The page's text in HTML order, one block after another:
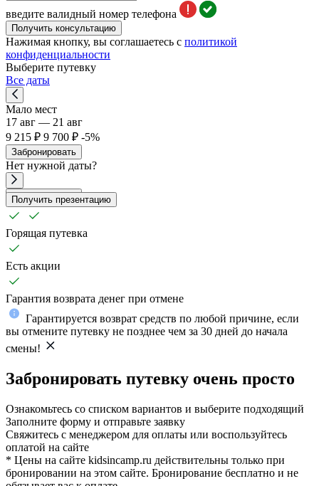
введите валидный номер телефона
Получить консультацию
Нажимая кнопку, вы соглашаетесь с политикой
конфиденциальности
Выберите путевку
Все даты
Мало мест
17 авг — 21 авг
9 215 ₽ 9 700 ₽ -5%
Забронировать
Нет нужной даты?
Забронировать
Получить презентацию
Горящая путевка
Есть акции
Гарантия возврата денег при отмене
Гарантируется возврат средств по любой причине, если
вы отмените путевку не позднее чем за 30 дней до начала
смены!
Забронировать путевку очень просто
Ознакомьтесь со списком вариантов и выберите подходящий
Заполните форму и отправьте заявку
Свяжитесь с менеджером для оплаты или воспользуйтесь
оплатой на сайте
* Цены на сайте kidsincamp.ru действительны только при
бронировании на этом сайте. Бронирование бесплатно и не